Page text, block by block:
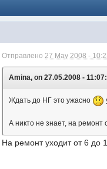
Отправлено27 May 2008 -
Amina, on 27.05.2008 - 11:07:
Ждать до НГ это ужасно
А никто не знает, на ремонт
На ремонт уходит от 6 до